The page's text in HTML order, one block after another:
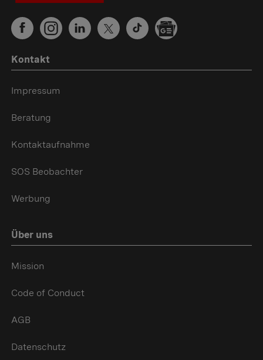
Kontakt
Impressum
Beratung
Kontaktaufnahme
SOS Beobachter
Werbung
Über uns
Mission
Code of Conduct
AGB
Datenschutz